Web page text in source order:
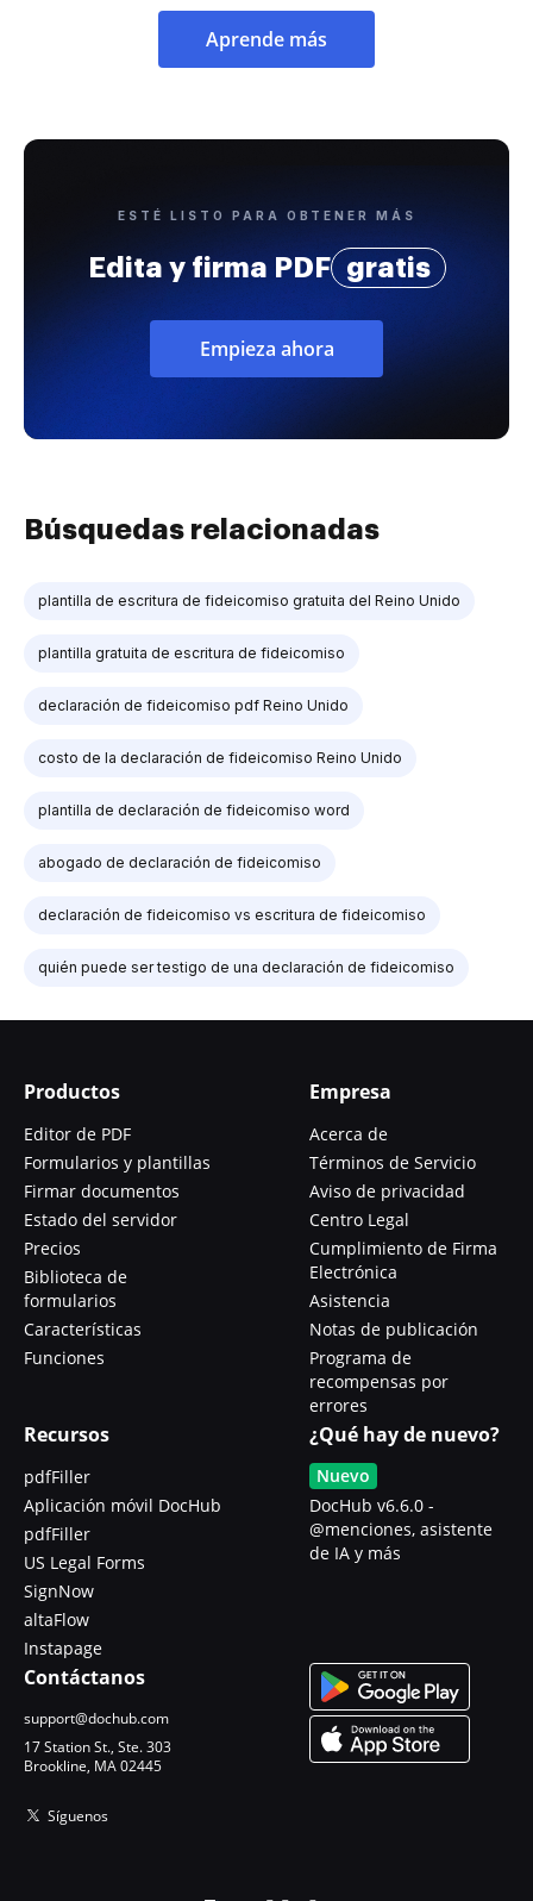
Aprende más
ESTÉ LISTO PARA OBTENER MÁS
Edita y firma PDF gratis
Empieza ahora
Búsquedas relacionadas
plantilla de escritura de fideicomiso gratuita del Reino Unido
plantilla gratuita de escritura de fideicomiso
declaración de fideicomiso pdf Reino Unido
costo de la declaración de fideicomiso Reino Unido
plantilla de declaración de fideicomiso word
abogado de declaración de fideicomiso
declaración de fideicomiso vs escritura de fideicomiso
quién puede ser testigo de una declaración de fideicomiso
Productos
Editor de PDF
Formularios y plantillas
Firmar documentos
Estado del servidor
Precios
Biblioteca de
formularios
Características
Funciones
Empresa
Acerca de
Términos de Servicio
Aviso de privacidad
Centro Legal
Cumplimiento de Firma
Electrónica
Asistencia
Notas de publicación
Programa de
recompensas por
errores
Recursos
pdfFiller
Aplicación móvil DocHub
pdfFiller
US Legal Forms
SignNow
altaFlow
Instapage
¿Qué hay de nuevo?
Nuevo
DocHub v6.6.0 -
@menciones, asistente
de IA y más
Contáctanos
support@dochub.com
17 Station St., Ste. 303
Brookline, MA 02445
Síguenos